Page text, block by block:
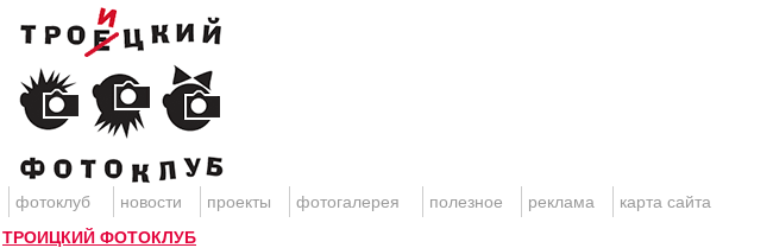
фотоклуб новости проекты фотогалерея полезное реклама
карта сайта
ТРОИЦКИЙ ФОТОКЛУБ